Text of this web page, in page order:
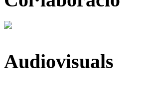
Audiovisuals